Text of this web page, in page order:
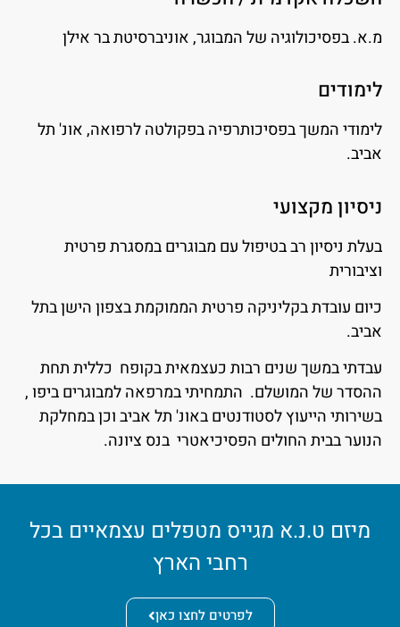
מ.א. בפסיכולוגיה של המבוגר, אוניברסיטת בר אילן
לימודים
לימודי המשך בפסיכותרפיה בפקולטה לרפואה, אונ' תל
אביב.
ניסיון מקצועי
בעלת ניסיון רב בטיפול עם מבוגרים במסגרת פרטית
וציבורית
כיום עובדת בקליניקה פרטית הממוקמת בצפון הישן בתל
אביב.
עבדתי במשך שנים רבות כעצמאית בקופח כללית תחת
ההסדר של המושלם. התמחיתי במרפאה למבוגרים ביפו ,
בשירותי הייעוץ לסטודנטים באונ' תל אביב וכן במחלקת
הנוער בבית החולים הפסיכיאטרי בנס ציונה.
מיזם ט.נ.א מגייס מטפלים עצמאיים בכל
רחבי הארץ
לפרטים לחצו כאן